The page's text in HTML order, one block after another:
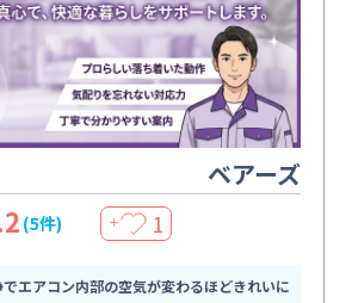
ベアーズ
(5件) ＋ 1
エアコン内部の空気が変わるほどきれいに